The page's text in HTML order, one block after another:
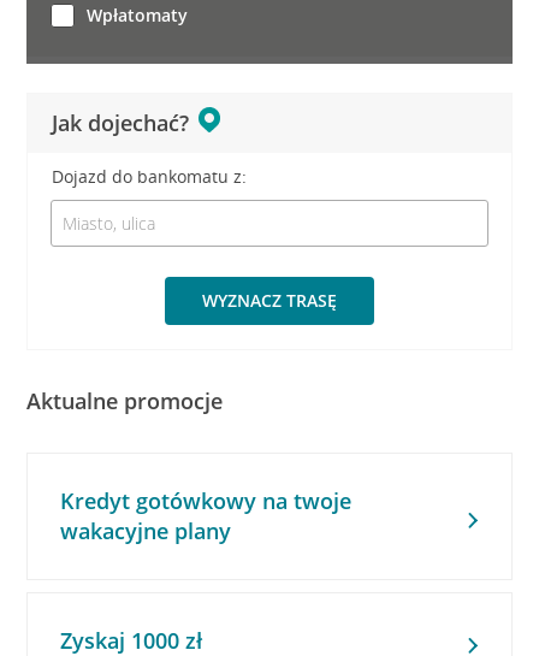
Jak dojechać?
Dojazd do bankomatu z:
WYZNACZ TRASĘ
Wpłatomaty
Aktualne promocje
Kredyt gotówkowy na twoje
wakacyjne plany
Zyskaj 1000 zł